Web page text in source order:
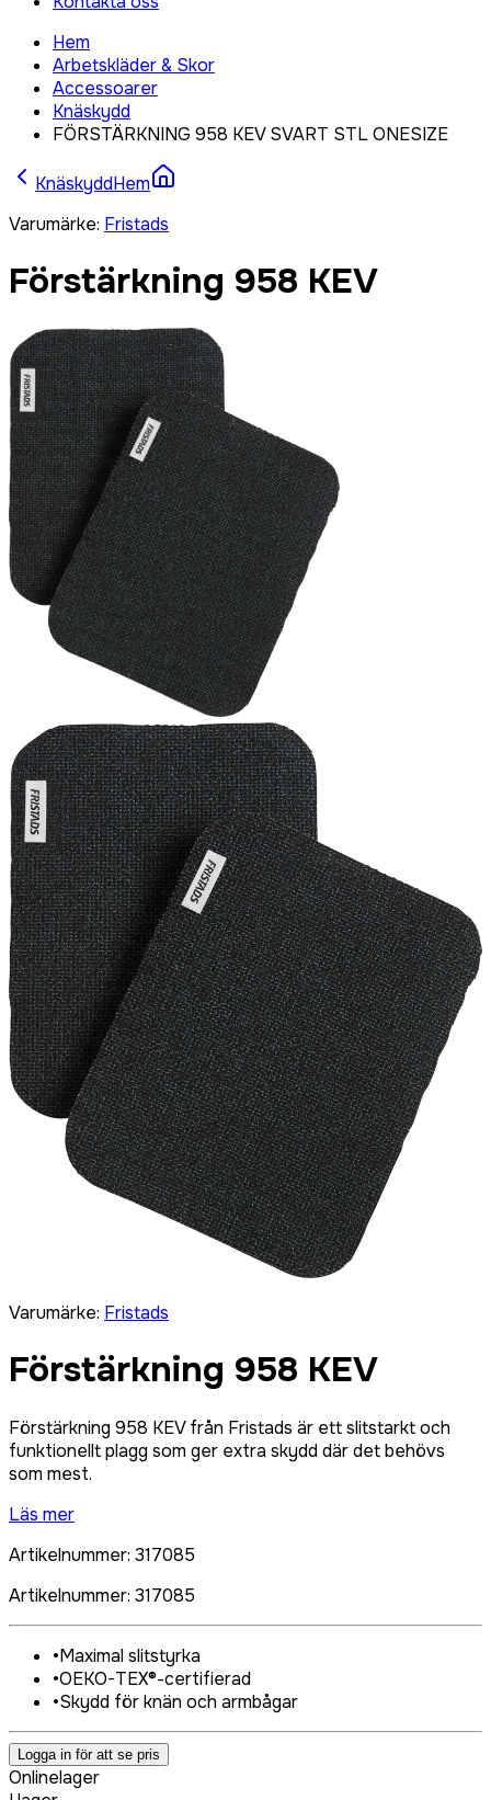
Hem
Arbetskläder & Skor
Accessoarer
Knäskydd
FÖRSTÄRKNING 958 KEV SVART STL ONESIZE
KnäskyddHem
Varumärke: Fristads
Förstärkning 958 KEV
Varumärke: Fristads
Förstärkning 958 KEV
Förstärkning 958 KEV från Fristads är ett slitstarkt och
funktionellt plagg som ger extra skydd där det behövs
som mest.
Läs mer
Artikelnummer: 317085
Artikelnummer: 317085
•Maximal slitstyrka
•OEKO-TEX®-certifierad
•Skydd för knän och armbågar
Logga in för att se pris
Onlinelager